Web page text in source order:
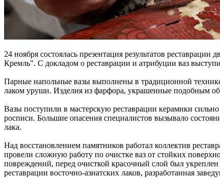
24 ноября состоялась презентация результатов
Кремль". С докладом о реставрации и атрибуции ваз
Парные напольные вазы выполнены в традиционной
лаком уруши. Изделия из фарфора, украшенные подобным
Вазы поступили в мастерскую реставрации керамики
росписи. Большие опасения специалистов вызывало
лака.
Над восстановлением памятников работал коллектив
провели сложную работу по очистке ваз от стойких
повреждений, перед очисткой красочный слой был
реставрации восточно-азиатских лаков, разработанная